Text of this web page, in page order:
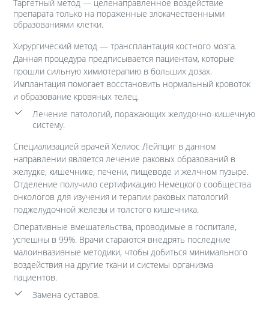
Таргетный метод — целенаправленное воздействие
препарата только на пораженные злокачественными
образованиями клетки.
Хирургический метод — трансплантация костного мозга.
Данная процедура предписывается пациентам, которые
прошли сильную химиотерапию в больших дозах.
Имплантация помогает восстановить нормальный кровоток
и образование кровяных телец.
Лечение патологий, поражающих желудочно-кишечную
систему.
Специализацией врачей Хелиос Лейпциг в данном
направлении является лечение раковых образований в
желудке, кишечнике, печени, пищеводе и желчном пузыре.
Отделение получило сертификацию Немецкого сообщества
онкологов для изучения и терапии раковых патологий
поджелудочной железы и толстого кишечника.
Оперативные вмешательства, проводимые в госпитале,
успешны в 99%. Врачи стараются внедрять последние
малоинвазивные методики, чтобы добиться минимального
воздействия на другие ткани и системы организма
пациентов.
Замена суставов.